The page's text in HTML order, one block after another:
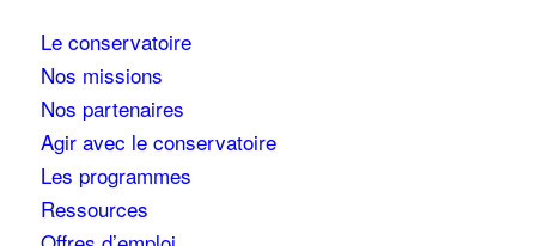
Le conservatoire
Nos missions
Nos partenaires
Agir avec le conservatoire
Les programmes
Ressources